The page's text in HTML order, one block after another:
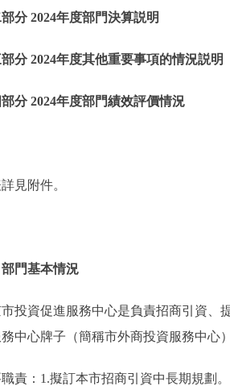
ENGLISH
分 2024年度部門決算説明
2024年度其他重要事項的情況説明
2024年度部門績效評價情況
附件。
門基本情況
資促進服務中心是負責招商引資、提
中心牌子（簡稱市外商投資服務中心
責：1.擬訂本市招商引資中長期規劃